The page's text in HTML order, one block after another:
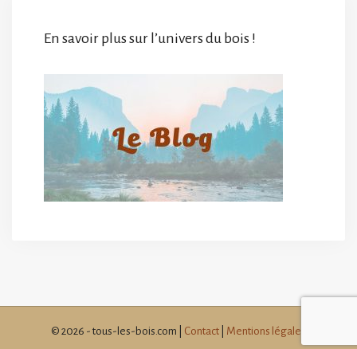
En savoir plus sur l’univers du bois !
© 2026 - tous-les-bois.com | Contact Mentions légales